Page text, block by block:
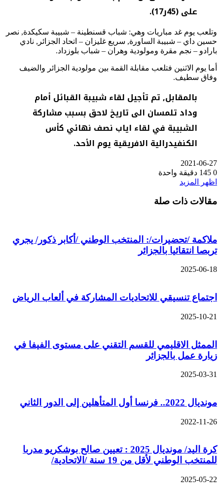
على (45ر17).
وتلعب يوم غد مباريات وهي: شباب قسنطينة – شبيبة سكيكدة, نصر
حسين داي – شبيبة الساورة, سريع غليزان – اتحاد الجزائر, نادي
بارادو – نجم مقرة ومولودية وهران – شباب بلوزداد.
أما يوم الاثنين فتلعب مقابلة القمة بين مولودية الجزائر والضيف
وفاق سطيف.
بالمقابل, تم تأجيل لقاء شبيبة القبائل أمام
وداد تلمسان الى تاريخ لاحق بسبب مشاركة
الشبيبة في لقاء اياب نصف نهائي كأس
الكنفيدرالية الافريقية يوم الأحد.
2021-06-27
0
دقيقة واحدة
اظهر المزيد
مقالات ذات صلة
ملاكمة /تحضيرات/: المنتخب الوطني /أكابر ذكور/ يجري
تربصا انتقائيا بالجزائر
2025-06-18
اجتماع تنسيقي للاتحاديات المشاركة في ألعاب الرياض
2025-10-21
الممثل الاقليمي للقسم التقني على مستوى الفيفا في
زيارة عمل بالجزائر
2025-03-31
مونديال 2022.. فرنسا أول المتأهلين إلى الدور الثاني
2022-11-26
كرة اليد/ مونديال 2025 : تعيين صالح بوشكريو مدربا
للمنتخب الوطني لأقل من 19 سنة /الاتحادية/
2025-05-22